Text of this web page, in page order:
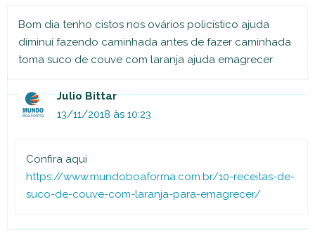
Bom dia tenho cistos nos ovários policístico ajuda
diminuí fazendo caminhada antes de fazer caminhada
toma suco de couve com laranja ajuda emagrecer
Julio Bittar
13/11/2018 às 10:23
Confira aqui
https://www.mundoboaforma.com.br/10-receitas-de-
suco-de-couve-com-laranja-para-emagrecer/